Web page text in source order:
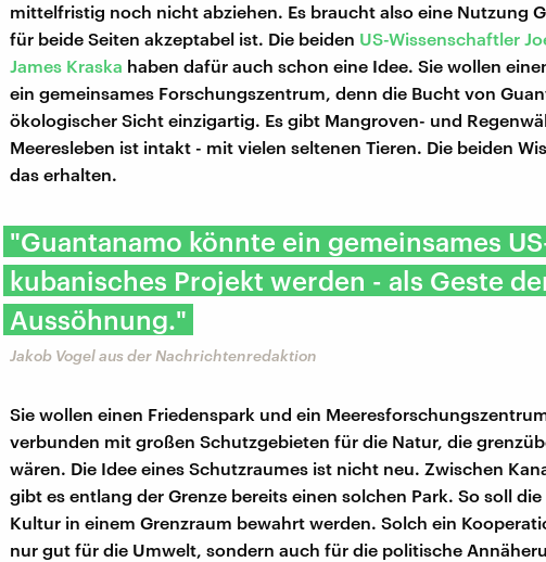
mittelfristig noch nicht abziehen. Es braucht also eine Nutzung
für beide Seiten akzeptabel ist. Die beiden US-Wissenschaftler
James Kraska haben dafür auch schon eine Idee. Sie wollen
ein gemeinsames Forschungszentrum, denn die Bucht von
ökologischer Sicht einzigartig. Es gibt Mangroven- und
Meeresleben ist intakt - mit vielen seltenen Tieren. Die beiden
das erhalten.
"Guantanamo könnte ein gemeinsames
kubanisches Projekt werden - als Geste
Aussöhnung."
Jakob Vogel aus der Nachrichtenredaktion
Sie wollen einen Friedenspark und ein
verbunden mit großen Schutzgebieten für die Natur, die
wären. Die Idee eines Schutzraumes ist nicht neu. Zwischen
gibt es entlang der Grenze bereits einen solchen Park. So soll
Kultur in einem Grenzraum bewahrt werden. Solch ein
nur gut für die Umwelt, sondern auch für die politische